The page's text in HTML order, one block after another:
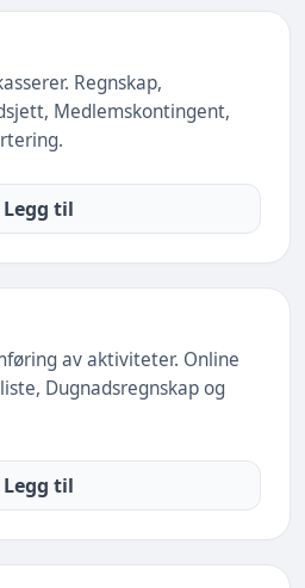
Regnskap,
Medlemskontingent,
Legg til
av aktiviteter. Online
Dugnadsregnskap og
Legg til